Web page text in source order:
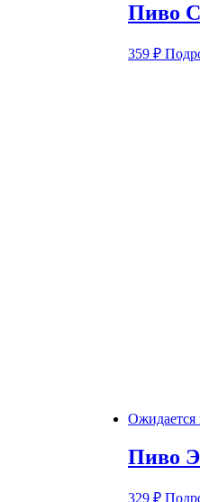
Пиво
359 ₽
Ожидается
Пиво
329 ₽